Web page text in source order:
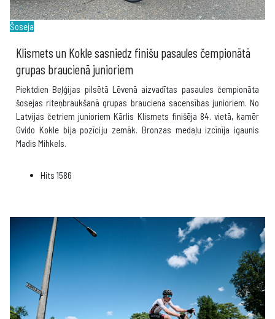
Šoseja
Klismets un Kokle sasniedz finišu pasaules čempionātā
grupas braucienā junioriem
Piektdien Beļģijas pilsētā Lēvenā aizvadītas pasaules čempionāta
šosejas riteņbraukšanā grupas brauciena sacensības junioriem. No
Latvijas četriem junioriem Kārlis Klismets finišēja 84. vietā, kamēr
Gvido Kokle bija pozīciju zemāk. Bronzas medaļu izcīnīja igaunis
Madis Mihkels.
Hits 1586